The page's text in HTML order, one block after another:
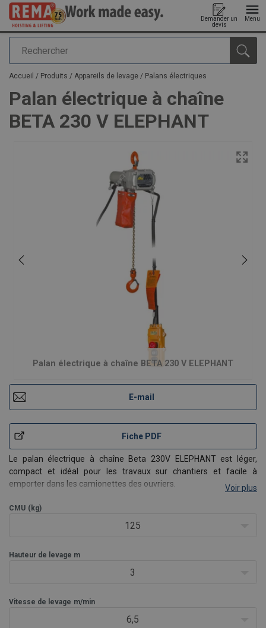
Rechercher
Demander un
devis
Menu
Ajouté au panier
Accueil / Produits / Appareils de levage / Palans électriques
Palan électrique à chaîne
BETA 230 V ELEPHANT
Palan électrique à chaîne BETA 230 V ELEPHANT
E-mail
Fiche PDF
Le palan électrique à chaîne Beta 230V ELEPHANT est léger,
compact et idéal pour les travaux sur chantiers et facile à
emporter dans les camionettes des ouvriers.
Embrayage à friction pour prévenir les surcharges.
Frein autobloquant qui maintient la charge à la hauteur
Voir plus
CMU (kg)
125
Hauteur de levage m
3
Vitesse de levage m/min
6,5